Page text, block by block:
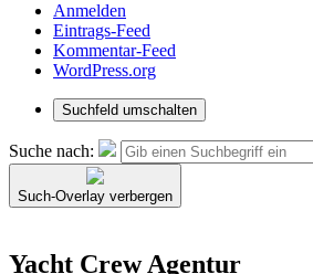
Anmelden
Eintrags-Feed
Kommentar-Feed
WordPress.org
Suchfeld umschalten
Suche nach:
Such-Overlay verbergen
Yacht Crew Agentur